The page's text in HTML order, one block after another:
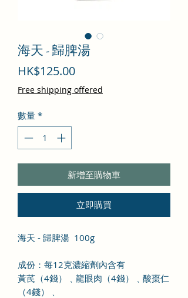
海天 - 歸脾湯
HK$125.00價
格
Free shipping offered
數量 *
新增至購物車
立即購買
海天 - 歸脾湯 100g
成份：每12克濃縮劑內含有
黃芪（4錢）﹑龍眼肉（4錢）﹑酸棗仁
（4錢）﹑